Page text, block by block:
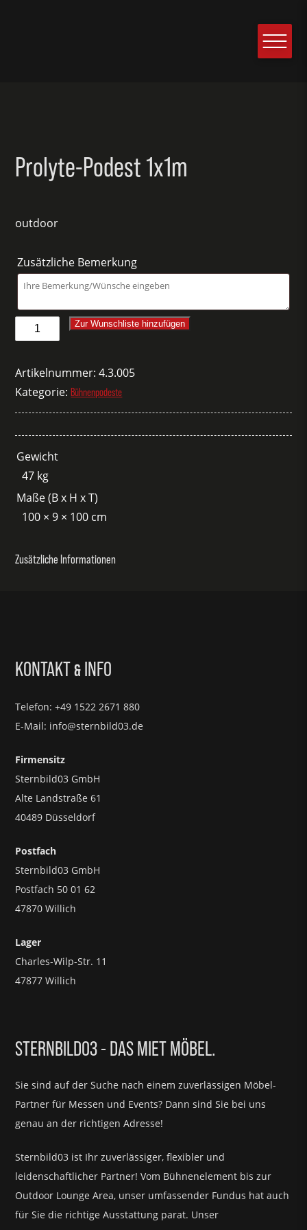
Prolyte-Podest 1x1m
outdoor
Zusätzliche Bemerkung
Prolyte-
Podest
Zur Wunschliste hinzufügen
Artikelnummer:4.3.005
Kategorie:Bühnenpodeste
Gewicht
47 kg
Maße (B x H x T)
100 × 9 × 100 cm
Zusätzliche Informationen
KONTAKT& INFO
Telefon: +49 1522 2671 880
E-Mail: info@sternbild03.de
Firmensitz
Sternbild03 GmbH
Alte Landstraße 61
40489 Düsseldorf
Postfach
Sternbild03 GmbH
Postfach 50 01 62
47870 Willich
Lager
Charles-Wilp-Str. 11
47877 Willich
STERNBILD03 - DAS MIET MÖBEL.
Sie sind auf der Suche nach einem zuverlässigen Möbel-
Partner für Messen und Events? Dann sind Sie bei uns
genau an der richtigen Adresse!
Sternbild03 ist Ihr zuverlässiger, flexibler und
leidenschaftlicher Partner! Vom Bühnenelement bis zur
Outdoor Lounge Area, unser umfassender Fundus hat auch
für Sie die richtige Ausstattung parat. Unser